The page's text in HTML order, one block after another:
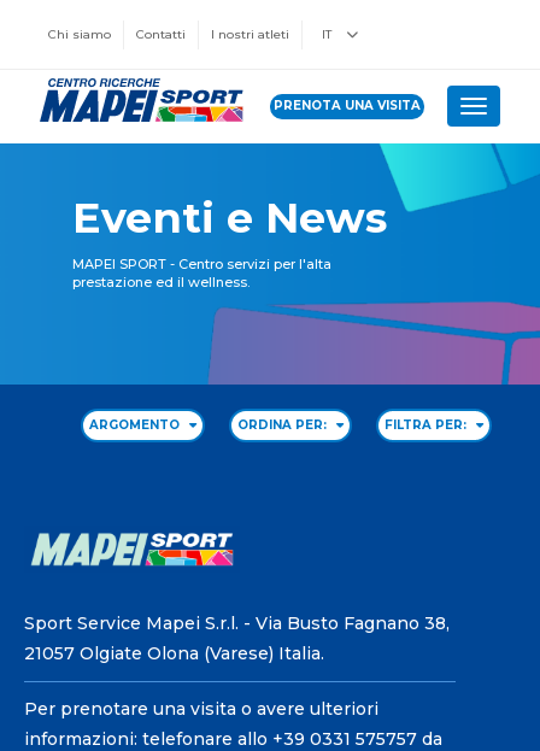
Chi siamo Contatti I nostri atleti IT
PRENOTA UNA VISITA Toggle
Eventi e News
MAPEI SPORT - Centro servizi per l'alta
prestazione ed il wellness.
ARGOMENTO ORDINA PER: FILTRA PER:
Sport Service Mapei S.r.l. - Via Busto Fagnano 38,
21057 Olgiate Olona (Varese) Italia.
Per prenotare una visita o avere ulteriori
informazioni: telefonare allo +39 0331 575757 da